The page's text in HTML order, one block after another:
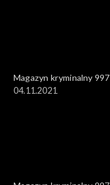
Magazyn kryminalny 997
04.11.2021